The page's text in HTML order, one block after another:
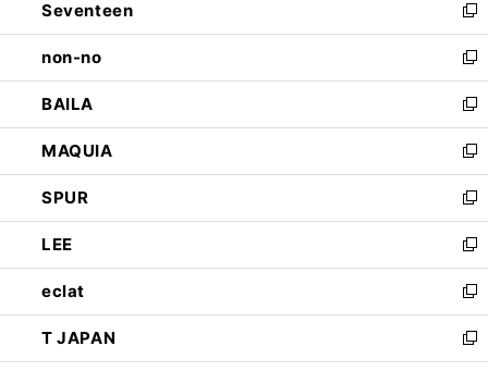
く
で
開
く
ド
ウ
で
開
く
Seventeen
新
し
い
ウ
ィ
ン
ド
ウ
で
開
く
non-no
新
し
い
ウ
ィ
ン
ド
ウ
で
開
く
BAILA
新
し
い
ウ
ィ
ン
ド
ウ
で
開
く
MAQUIA
新
し
い
ウ
ィ
ン
ド
ウ
で
開
SPUR
新
し
い
ウ
ィ
ン
ド
ウ
LEE
新
し
い
ウ
ィ
ン
eclat
新
し
い
ウ
T JAPAN
新
し